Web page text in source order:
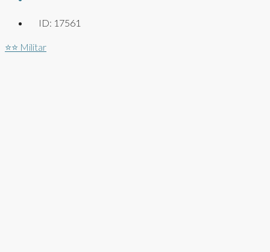
ID: 17561
⭐⭐ Militar